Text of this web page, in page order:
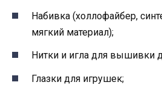
Набивка (холлофайбер,
мягкий материал);
Нитки и игла для вышивки
Глазки для игрушек;